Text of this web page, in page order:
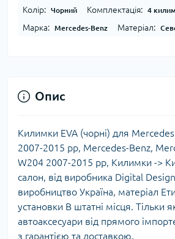
Колір: Чорний Комплектація: 4
Марка: Mercedes-Benz Матеріал:
Опис
Килимки EVA (чорні) для
2007-2015 рр, Mercedes-Benz,
W204 2007-2015 рр, Килимки ->
салон, від виробника Digital
виробництво Україна, матеріал
установки В штатні місця. Тільки
автоаксесуари від прямого
з гарантією та доставкою.